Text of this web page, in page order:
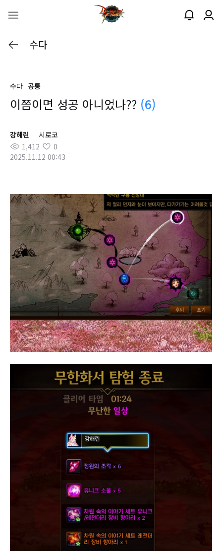
수다
수다 공통
이쯤이면 성공 아니었나?? (6)
강해린
시로코
1,412
0
2025.11.12 00:43